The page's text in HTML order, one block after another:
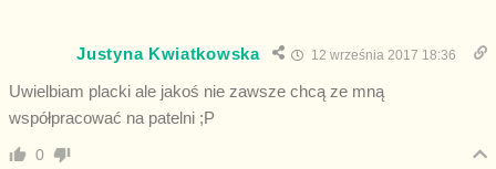
Justyna Kwiatkowska 12 września 2017 18:36
Uwielbiam placki ale jakoś nie zawsze chcą ze mną
współpracować na patelni ;P
0